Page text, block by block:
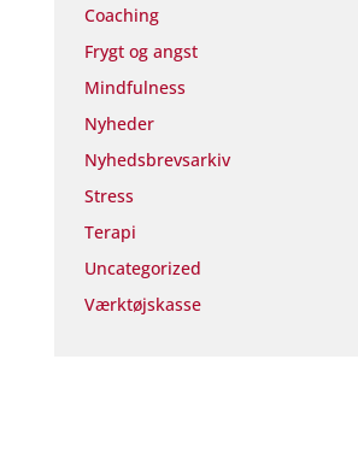
Coaching
Frygt og angst
Mindfulness
Nyheder
Nyhedsbrevsarkiv
Stress
Terapi
Uncategorized
Værktøjskasse